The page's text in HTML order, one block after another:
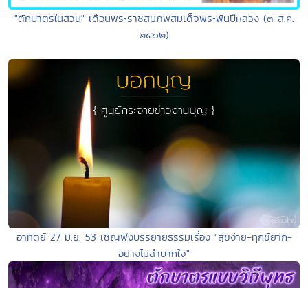
"ตักบาตรในสวน" เดือนพระราชสมภพสมเด็จพระพันปีหลวง (๓ ส.ค.
๒๕๖๒)
อาทิตย์ 27 มิ.ย. 53 เชิญฟังบรรยายธรรมเรื่อง "สุขง่าย-ทุกข์ยาก-
อย่างไม่ลำบากใจ"